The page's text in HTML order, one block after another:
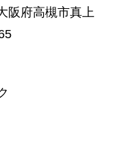
阪府高槻市真上